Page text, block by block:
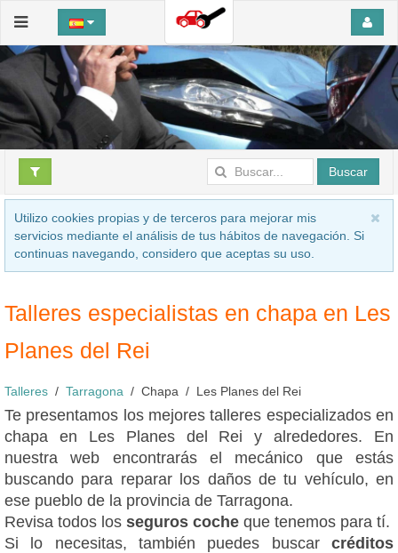
Buscar
Utilizo cookies propias y de terceros para mejorar mis
servicios mediante el análisis de tus hábitos de navegación. Si
continuas navegando, considero que aceptas su uso.
Talleres especialistas en chapa en Les
Planes del Rei
Talleres Tarragona Chapa Les Planes del Rei
Te presentamos los mejores talleres especializados en
chapa en Les Planes del Rei y alrededores. En
nuestra web encontrarás el mecánico que estás
buscando para reparar los daños de tu vehículo, en
ese pueblo de la provincia de Tarragona.
Revisa todos los seguros coche que tenemos para tí.
Si lo necesitas, también puedes buscar créditos